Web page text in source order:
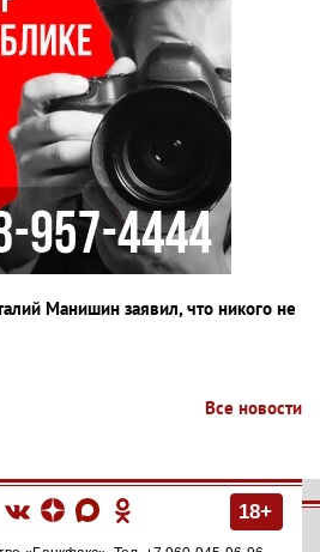
Манишин заявил, что никого не
Все новости
18+